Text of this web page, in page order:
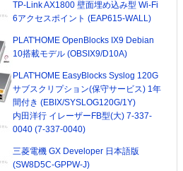
TP-Link AX1800 壁面埋め込み型 Wi-Fi
6アクセスポイント (EAP615-WALL)
PLAT'HOME OpenBlocks IX9 Debian
10搭載モデル (OBSIX9/D10A)
PLAT'HOME EasyBlocks Syslog 120G
サブスクリプション(保守サービス) 1年
間付き (EBIX/SYSLOG120G/1Y)
内田洋行 イレーザーFB型(大) 7-337-
0040 (7-337-0040)
三菱電機 GX Developer 日本語版
(SW8D5C-GPPW-J)